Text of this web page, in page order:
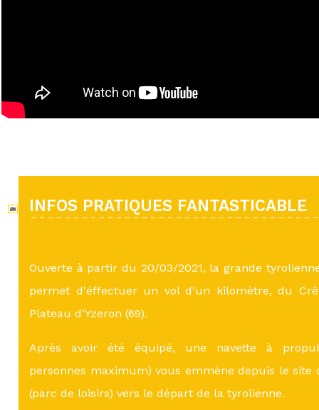
INFOS PRATIQUES FANTASTICABLE
Ouverte à partir du 20/03/2021, la grande
permet d'éffectuer un vol d'un kilomètre, du
Plateau d'Yzeron (69).
Après avoir été équipé, une navette à
personnes maximum) vous emmène depuis le site
(parc de loisirs) vers le départ de la tyrolienne.